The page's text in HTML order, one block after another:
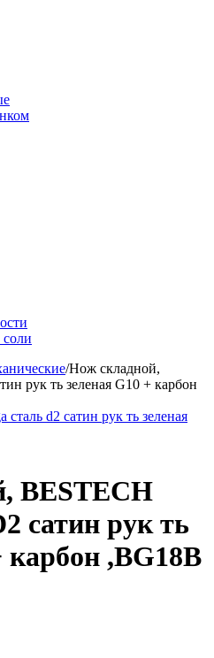
/Нож складной,
рук ть зеленая G10 + карбон
BESTECH
сатин рук ть
карбон ,BG18B